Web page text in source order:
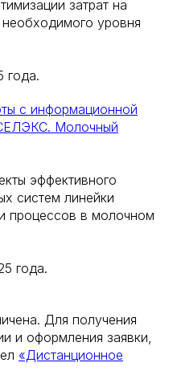
затрат на
уровня
года.
с информационной
Молочный
эффективного
систем линейки
процессов в молочном
года.
Для получения
и оформления заявки,
«Дистанционное